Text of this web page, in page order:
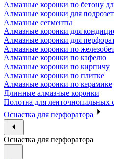
Алмазные коронки по бетону
Алмазные коронки для
Алмазные сегменты
Алмазные коронки для
Алмазные коронки для
Алмазные коронки по
Алмазные коронки по кафелю
Алмазные коронки по кирпичу
Алмазные коронки по плитке
Алмазные коронки по керамике
Длинные алмазные коронки
Полотна для ленточнопильных
Оснастка для перфоратора
Оснастка для перфоратора